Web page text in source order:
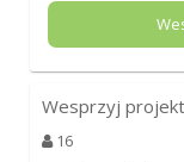
Wesprzyj projekt
16